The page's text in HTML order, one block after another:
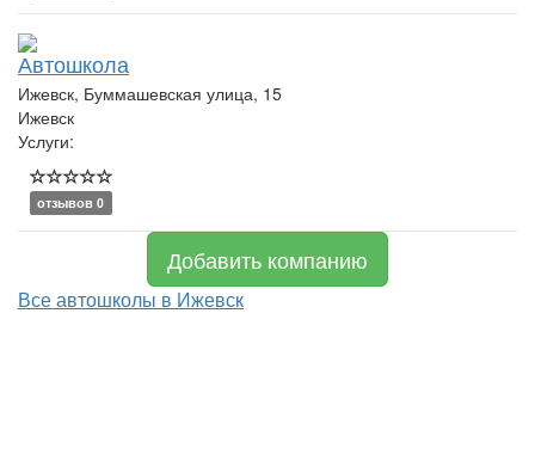
Автошкола
Ижевск, Буммашевская улица, 15
Ижевск
Услуги:
отзывов 0
Добавить компанию
Все автошколы в Ижевск